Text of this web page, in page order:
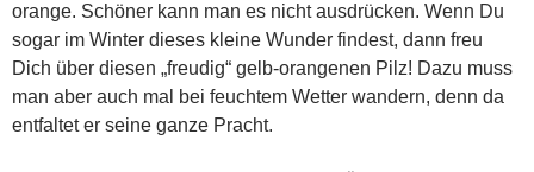
orange. Schöner kann man es nicht ausdrücken. Wenn Du
sogar im Winter dieses kleine Wunder findest, dann freu
Dich über diesen „freudig“ gelb-orangenen Pilz! Dazu muss
man aber auch mal bei feuchtem Wetter wandern, denn da
entfaltet er seine ganze Pracht.